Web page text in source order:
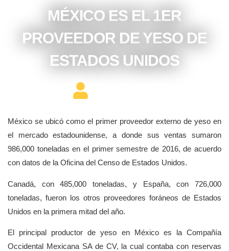
MÉXICO ES EL 1ER
PROVEEDOR DE YESO DE
ESTADOS UNIDOS
México se ubicó como el primer proveedor externo de yeso en
el mercado estadounidense, a donde sus ventas sumaron
986,000 toneladas en el primer semestre de 2016, de acuerdo
con datos de la Oficina del Censo de Estados Unidos.
Canadá, con 485,000 toneladas, y España, con 726,000
toneladas, fueron los otros proveedores foráneos de Estados
Unidos en la primera mitad del año.
El principal productor de yeso en México es la Compañía
Occidental Mexicana SA de CV, la cual contaba con reservas